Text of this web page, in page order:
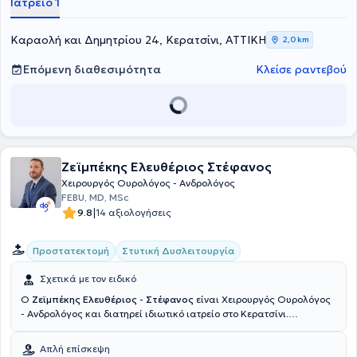
υπηρεσιών, εξατομικευμένες για τις ανάγκες του εκάστοτε
Καραολή και Δημητρίου 24, Κερατσίνι, ΑΤΤΙΚΗ 2,0 km
Επόμενη διαθεσιμότητα Κλείσε ραντεβού
Ζεϊμπέκης Ελευθέριος Στέφανος
Χειρουργός Ουρολόγος - Ανδρολόγος
FEBU, MD, MSc
9.8|14 αξιολογήσεις
Προστατεκτομή Στυτική Δυσλειτουργία
Σχετικά με τον ειδικό
Ο Ζεϊμπέκης Ελευθέριος - Στέφανος είναι Χειρουργός Ουρολόγος
- Ανδρολόγος και διατηρεί ιδιωτικό ιατρείο στο Κερατσίνι.
Medicine and Pharmacy έχοντας αποκτήσει το πτυχίο του. Στη
Απλή επίσκεψη